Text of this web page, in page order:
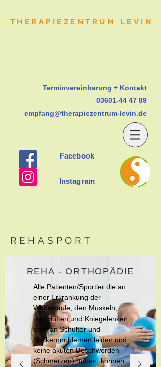
THERAPIEZENTRUM LEVIN
Terminvereinbarung + Kontakt
03601-44 47 89
empfang@therapiezentrum-levin.de
Facebook
Instagram
REHASPORT
REHA - ORTHOPÄDIE
Alle Patienten/Sportler die an
einer Erkrankung der
Wirbelsäule, den Muskeln,
den Hüften und Kniegelenken
oder an Schulter und
Nackenproblemen leiden und
keine akuten Beschwerden
(Schmerzen) haben, können